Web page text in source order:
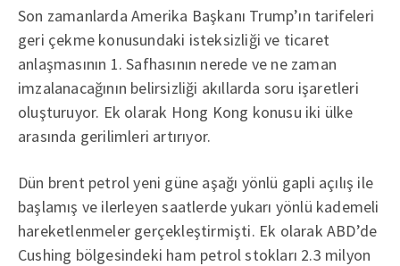
Son zamanlarda Amerika Başkanı Trump’ın tarifeleri
geri çekme konusundaki isteksizliği ve ticaret
anlaşmasının 1. Safhasının nerede ve ne zaman
imzalanacağının belirsizliği akıllarda soru işaretleri
oluşturuyor. Ek olarak Hong Kong konusu iki ülke
arasında gerilimleri artırıyor.
Dün brent petrol yeni güne aşağı yönlü gapli açılış ile
başlamış ve ilerleyen saatlerde yukarı yönlü kademeli
hareketlenmeler gerçekleştirmişti. Ek olarak ABD’de
Cushing bölgesindeki ham petrol stokları 2.3 milyon